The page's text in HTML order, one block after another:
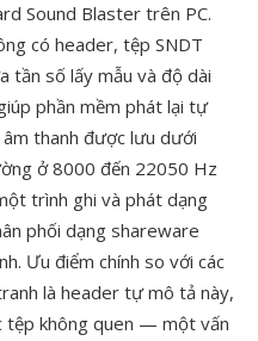
Sound Blaster trên PC.
có header, tệp SNDT
tần số lấy mẫu và độ dài
phần mềm phát lại tự
thanh được lưu dưới
ở 8000 đến 22050 Hz
trình ghi và phát dạng
phối dạng shareware
Ưu điểm chính so với các
là header tự mô tả này,
tệp không quen — một vấn